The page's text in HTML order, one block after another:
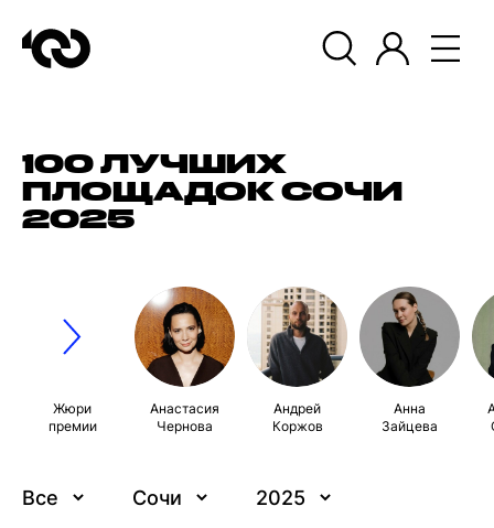
100 ЛУЧШИХ
ПЛОЩАДОК СОЧИ
2025
Жюри
премии
Анастасия
Чернова
Андрей
Коржов
Анна
Зайцева
Все Сочи 2025